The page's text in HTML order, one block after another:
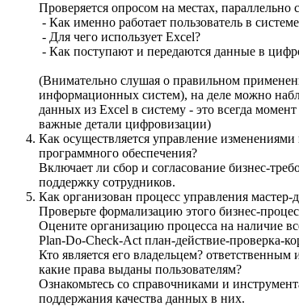
Проверяется опросом на местах, параллельно
- Как именно работает пользователь в
- Для чего использует Excel?
- Как поступают и передаются данные в
(Внимательно слушая о правильном
информационных систем), на деле можно
данных из Excel в систему - это всегда
важные детали цифровизации)
Как осуществляется управление
программного обеспечения?
Включает ли сбор и согласование бизнес-
поддержку сотрудников.
Как организован процесс управления
Проверьте формализацию этого бизнес-
Оцените организацию процесса на наличие
Plan-Do-Check-Act план-действие-проверка-
Кто является его владельцем?
какие права выданы пользователям?
Ознакомьтесь со справочниками и
поддержания качества данных в них.